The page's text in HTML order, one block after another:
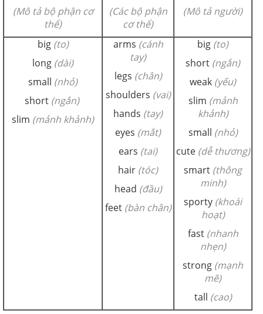
(Mô tả bộ phận cơ
thể)
(Các bộ phận
cơ thể)
(Mô tả người)
big (to)
long (dài)
small (nhỏ)
short (ngắn)
slim (mảnh khảnh)
arms (cánh
tay)
legs (chân)
shoulders (vai)
hands (tay)
eyes (mắt)
ears (tai)
hair (tóc)
head (đầu)
feet (bàn chân)
big (to)
short (ngắn)
weak (yếu)
slim (mảnh
khảnh)
small (nhỏ)
cute (dễ thương)
smart (thông
minh)
sporty (khoái
hoạt)
fast (nhanh
nhẹn)
strong (mạnh
mẽ)
tall (cao)